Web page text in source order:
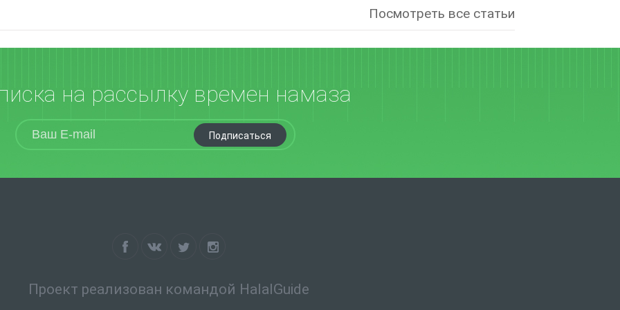
Посмотреть все статьи
на рассылку времен намаза
Подписаться
Проект реализован командой HalalGuide